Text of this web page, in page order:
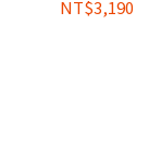
NT$3,190